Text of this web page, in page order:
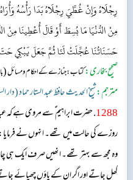
رِجْلَاهُ وَإِنْ غُطِّيَ رِجْلَاهُ بَدَا رَأْسُهُ
مِنْ الدُّنْيَا مَا بُسِطَ أَوْ قَالَ أُعْطِينَا
حَسَنَاتُنَا عُجِّلَتْ لَنَا ثُمَّ جَعَلَ يَبْكِي
صحیح بخاری:کتاب: جنازے کے احکام و مسائل(
مترجم:شیخ الحدیث حافظ عبد الستار حماد (دار
1288 . حضرت ابراہیم ؑ سے مروی ہے کہ
روزے کی حالت میں تھے۔ انہوں نے
وہ مجھ سے بہتر تھے۔ انھیں صرف ایک ہی چادر
کھل جاتے اور اگر ان کے پاؤں چھپائے